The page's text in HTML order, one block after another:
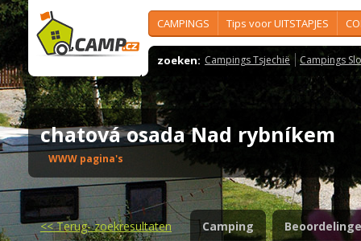
CAMPINGS Tips voor UITSTAPJES
zoeken: Campings Tsjechië Campings
chatová osada Nad rybníkem
WWW pagina's
<<Terug- zoekresultaten Camping